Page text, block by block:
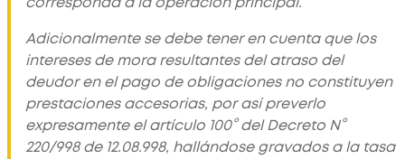
Adicionalmente se debe tener en cuenta que los
intereses de mora resultantes del atraso del
deudor en el pago de obligaciones no constituyen
prestaciones accesorias, por así preverlo
expresamente el artículo 100° del Decreto N°
220/998 de 12.08.998, hallándose gravados a la tasa